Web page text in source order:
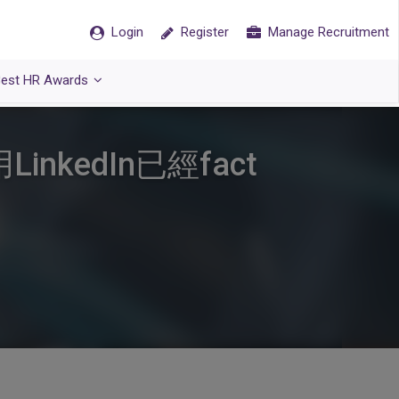
Login Register Manage Recruitment
HR Awards
LinkedIn已經fact